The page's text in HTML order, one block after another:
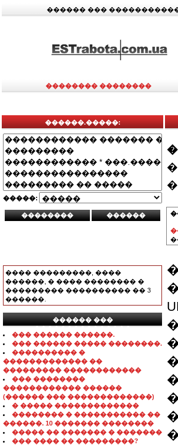
������ ���
�������� ��������
������.�����:
�����:
���� ���������, ����
������, � ���� �������� �
��������� ���������� �� 3
������.
������ ���
���������������
��� ������ ������.
��� ������ ����� ��������.
���������� �
������������� ��
��������� ������������
��� ��������
������������ ������
(������ ��� �������������)
� ����� �������������
�������� � ����������� ��
������. 10 ������� ��������
����� �� ������� � �������
��� ���� �� ���������?